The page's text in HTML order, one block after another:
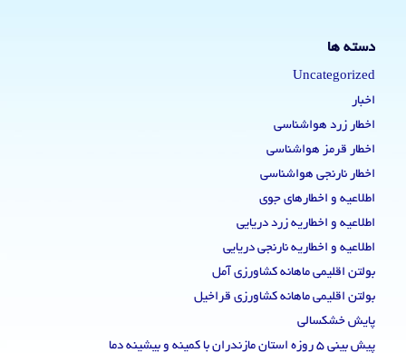
دسته ها
Uncategorized
اخبار
اخطار زرد هواشناسی
اخطار قرمز هواشناسی
اخطار نارنجی هواشناسی
اطلاعیه و اخطارهای جوی
اطلاعیه و اخطاریه زرد دریایی
اطلاعیه و اخطاریه نارنجی دریایی
بولتن اقلیمی ماهانه کشاورزی آمل
بولتن اقلیمی ماهانه کشاورزی قراخیل
پایش خشکسالی
پیش بینی 5 روزه استان مازندران با کمینه و بیشینه دما